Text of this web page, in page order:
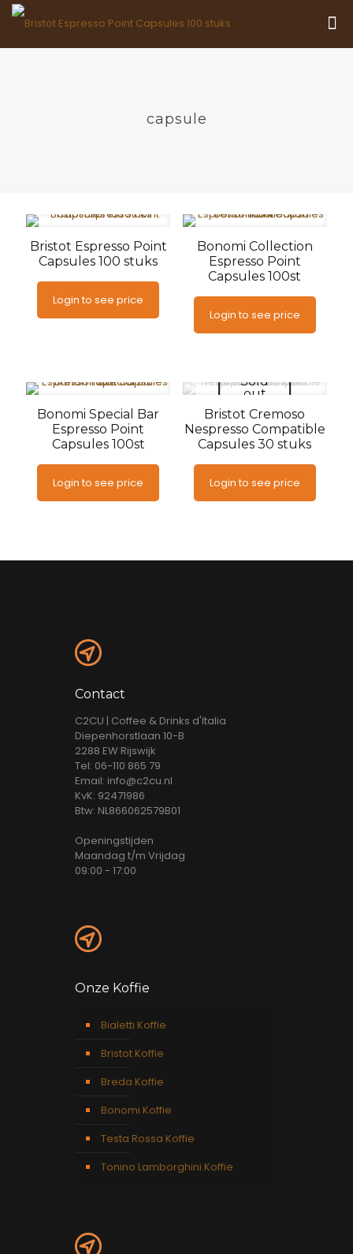
capsule
Bristot Espresso Point
Capsules 100 stuks
Login to see price
Bonomi Collection
Espresso Point
Capsules 100st
Login to see price
Bonomi Special Bar
Espresso Point
Capsules 100st
Login to see price
Sold
out
Bristot Cremoso
Nespresso Compatible
Capsules 30 stuks
Login to see price
Contact
C2CU | Coffee & Drinks d'Italia
Diepenhorstlaan 10-B
2288 EW Rijswijk
Tel: 06-110 865 79
Email: info@c2cu.nl
KvK: 92471986
Btw: NL866062579B01
Openingstijden
Maandag t/m Vrijdag
09:00 - 17:00
Onze Koffie
Bialetti Koffie
Bristot Koffie
Breda Koffie
Bonomi Koffie
Testa Rossa Koffie
Tonino Lamborghini Koffie